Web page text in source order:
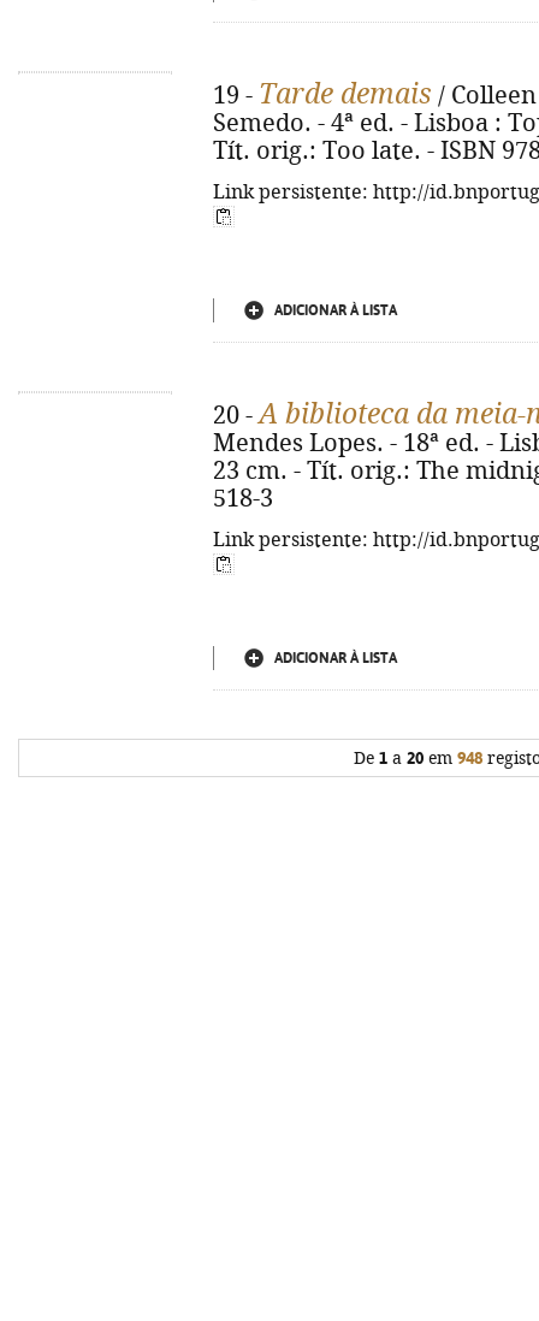
19 - Tarde demais /
Semedo. - 4ª ed. - Lisboa :
Tít. orig.: Too late. - ISBN
Link persistente: http://
ADICIONAR À LISTA
20 -A biblioteca da meia-
Mendes Lopes. - 18ª ed. -
23 cm. - Tít. orig.: The
518-3
Link persistente: http://
ADICIONAR À LISTA
De 1 a 20 em 948